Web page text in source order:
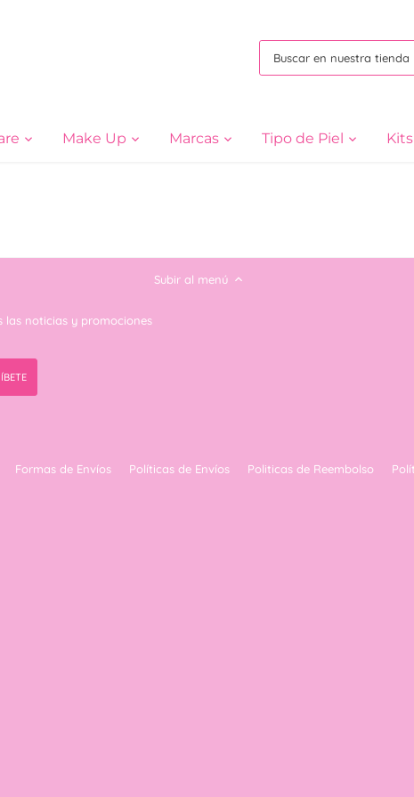
Make Up Marcas Tipo de Piel Kits
Subir al menú
las noticias y promociones
Formas de Envíos Políticas de Envíos Politicas de Reembolso